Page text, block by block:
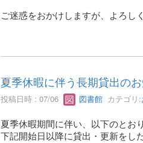
ご迷惑をおかけしますが、よろし
夏季休暇に伴う長期貸出の
投稿日時 : 07/06 図書館カテゴリ:
夏季休暇期間に伴い、以下のとお
下記開始日以降に貸出・更新をした